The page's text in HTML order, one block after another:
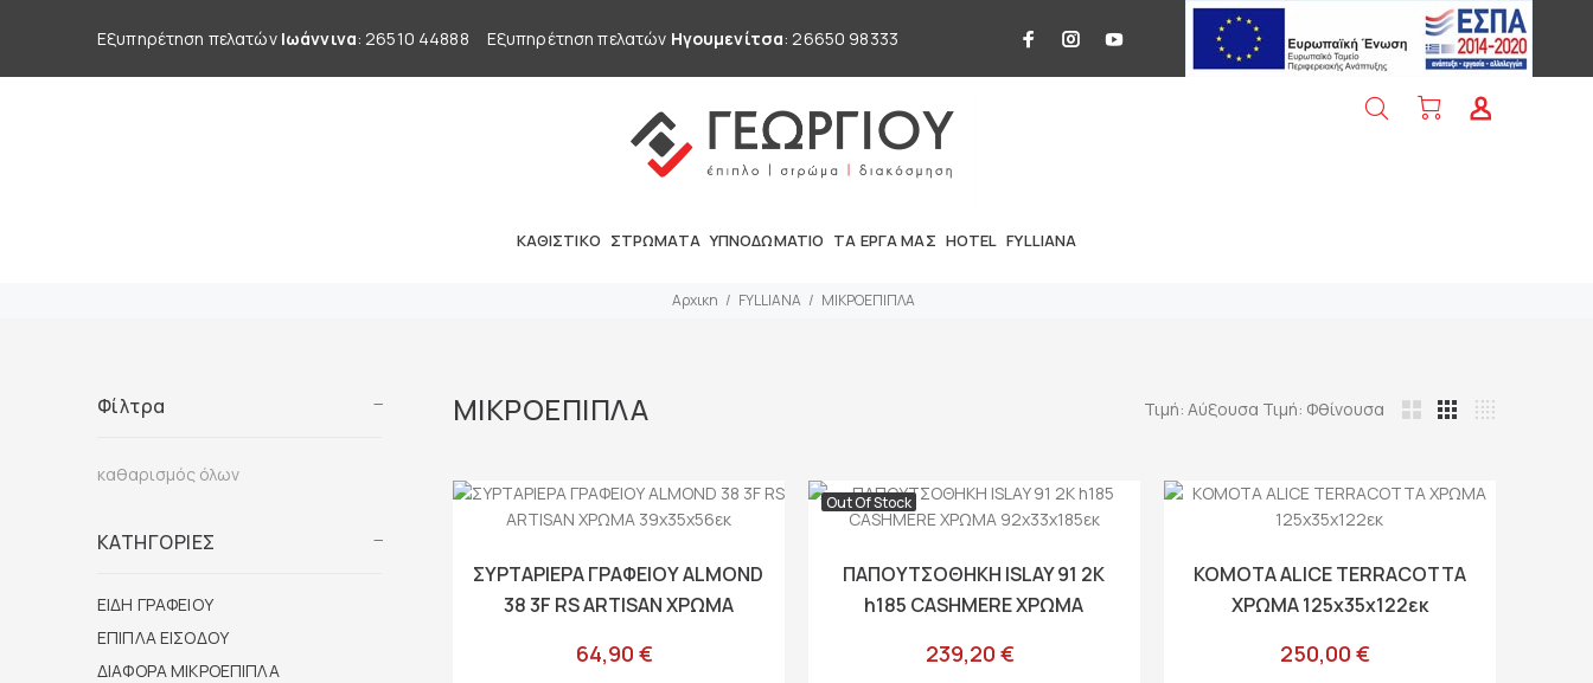
Εξυπηρέτηση πελατών Ιωάννινα: 26510 44888 Εξυπηρέτηση πελατών Ηγουμενίτσα: 26650 98333
ΚΑΘΙΣΤΙΚΟ ΣΤΡΩΜΑΤΑ ΥΠΝΟΔΩΜΑΤΙΟ ΤΑ ΕΡΓΑ ΜΑΣ HOTEL FYLLIANA
Αρχικη FYLLIANA ΜΙΚΡΟΕΠΙΠΛΑ
Φίλτρα
καθαρισμός όλων
ΚΑΤΗΓΟΡΙΕΣ
ΕΙΔΗ ΓΡΑΦΕΙΟΥ
ΕΠΙΠΛΑ ΕΙΣΟΔΟΥ
ΔΙΑΦΟΡΑ ΜΙΚΡΟΕΠΙΠΛΑ
ΜΙΚΡΟΕΠΙΠΛΑ Τιμή: Αύξουσα Τιμή: Φθίνουσα
ΣΥΡΤΑΡΙΕΡΑ ΓΡΑΦΕΙΟΥ ALMOND
38 3F RS ARTISAN ΧΡΩΜΑ
64,90 €
Out Of Stock
ΠΑΠΟΥΤΣΟΘΗΚΗ ISLAY 91 2K
h185 CASHMERE ΧΡΩΜΑ
239,20 €
ΚΟΜΟΤΑ ALICE TERRACOTTA
ΧΡΩΜΑ 125x35x122εκ
250,00 €